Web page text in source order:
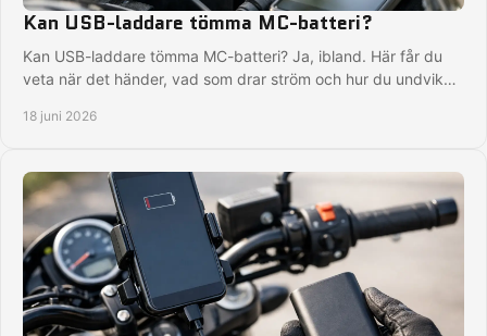
Kan USB-laddare tömma MC-batteri?
Kan USB-laddare tömma MC-batteri? Ja, ibland. Här får du
veta när det händer, vad som drar ström och hur du undviker
18 juni 2026